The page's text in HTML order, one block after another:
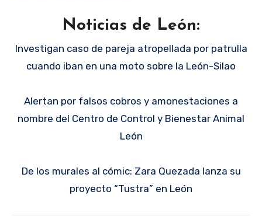
Noticias de León:
Investigan caso de pareja atropellada por patrulla
cuando iban en una moto sobre la León-Silao
Alertan por falsos cobros y amonestaciones a
nombre del Centro de Control y Bienestar Animal
León
De los murales al cómic: Zara Quezada lanza su
proyecto “Tustra” en León